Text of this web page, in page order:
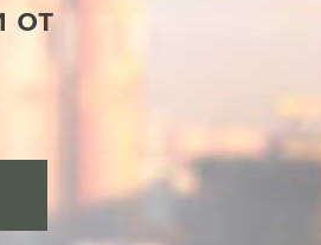
от